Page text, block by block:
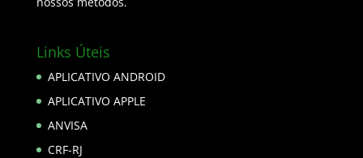
Links Úteis
APLICATIVO ANDROID
APLICATIVO APPLE
ANVISA
CRF-RJ